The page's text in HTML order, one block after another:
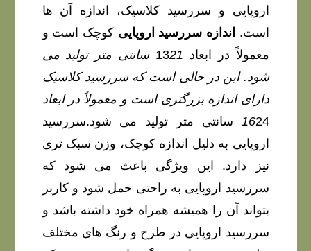
اروپایی و سررسید کلاسیک، اندازه آن ها
است. اندازه سررسید اروپایی کوچک است و
معمولاً در ابعاد 13
21 سانتی متر تولید می
شود. این در حالی است که سررسید کلاسیک
دارای اندازه بزرگتری است و معمولاً در ابعاد
16 24 سانتی متر تولید می شود.سررسید
اروپایی به دلیل اندازه کوچک، وزن سبک تری
نیز دارد. این ویژگی باعث می شود که
سررسید اروپایی به راحتی حمل شود و کاربر
بتواند آن را همیشه همراه خود داشته باشد و
سررسید اروپایی در طرح و رنگ های مختلف